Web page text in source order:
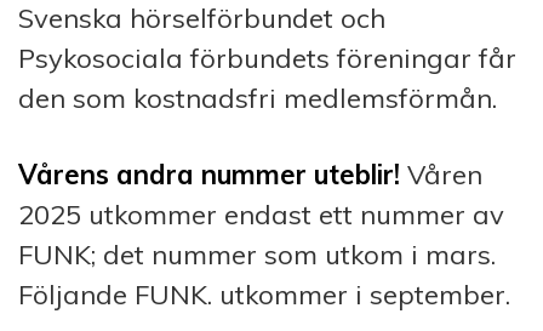
Svenska hörselförbundet och
Psykosociala förbundets föreningar får
den som kostnadsfri medlemsförmån.
Vårens andra nummer uteblir! Våren
2025 utkommer endast ett nummer av
FUNK; det nummer som utkom i mars.
Följande FUNK. utkommer i september.